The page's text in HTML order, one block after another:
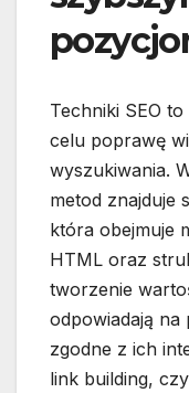
Techniki SEO
celu poprawę
wyszukiwania.
metod znajduje
która obejmuje
HTML oraz
tworzenie
odpowiadają
zgodne z ich
link building,